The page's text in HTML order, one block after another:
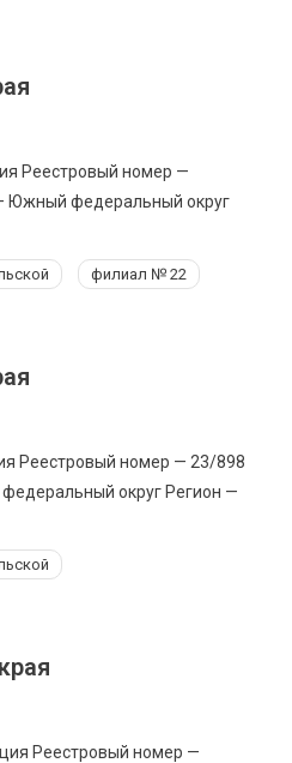
Реестровый номер —
Южный федеральный округ
филиал № 22
Реестровый номер — 23/898
округ Регион —
Реестровый номер —